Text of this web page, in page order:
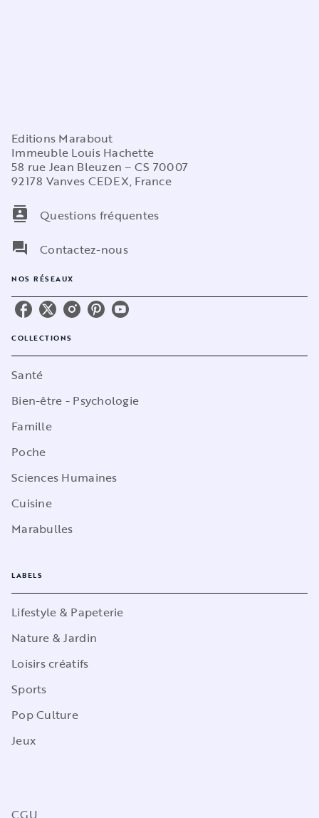
Editions Marabout
Immeuble Louis Hachette
58 rue Jean Bleuzen – CS 70007
92178 Vanves CEDEX, France
contacts
Questions fréquentes
question_answer
Contactez-nous
NOS RÉSEAUX
COLLECTIONS
Santé
Bien-être - Psychologie
Famille
Poche
Sciences Humaines
Cuisine
Marabulles
LABELS
Lifestyle & Papeterie
Nature & Jardin
Loisirs créatifs
Sports
Pop Culture
Jeux
CGU